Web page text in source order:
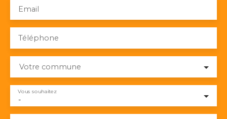
Email
Téléphone
Votre commune
-
Vous souhaitez